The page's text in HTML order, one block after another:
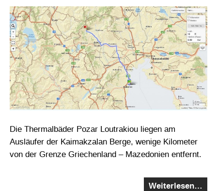
Die Thermalbäder Pozar Loutrakiou liegen am
Ausläufer der Kaimakzalan Berge, wenige Kilometer
von der Grenze Griechenland – Mazedonien entfernt.
Weiterlesen…